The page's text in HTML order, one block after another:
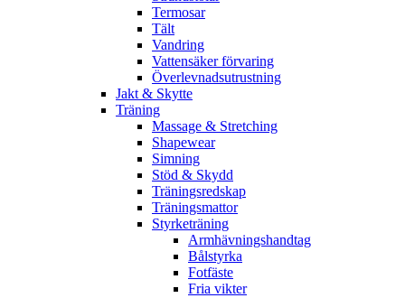
Termosar
Tält
Vandring
Vattensäker förvaring
Överlevnadsutrustning
Jakt & Skytte
Träning
Massage & Stretching
Shapewear
Simning
Stöd & Skydd
Träningsredskap
Träningsmattor
Styrketräning
Armhävningshandtag
Bålstyrka
Fotfäste
Fria vikter